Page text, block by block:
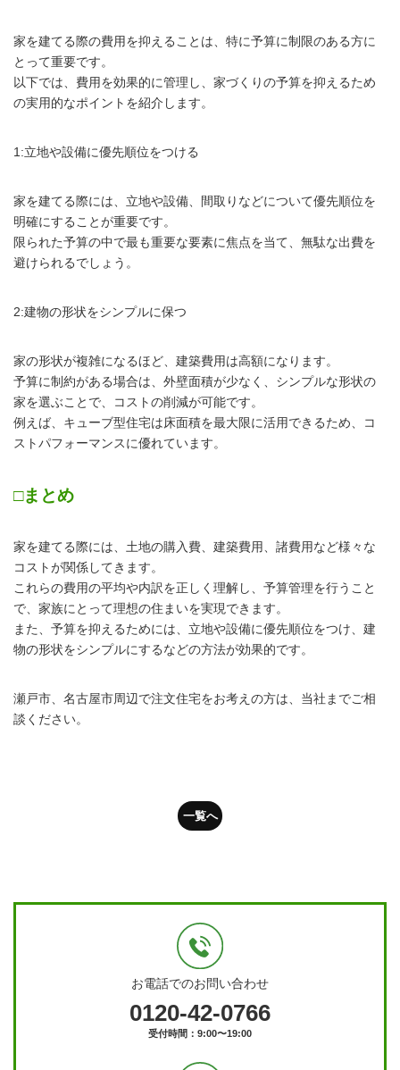
家を建てる際の費用を抑えることは、特に予算に制限のある方に
とって重要です。
以下では、費用を効果的に管理し、家づくりの予算を抑えるため
の実用的なポイントを紹介します。
1:立地や設備に優先順位をつける
家を建てる際には、立地や設備、間取りなどについて優先順位を
明確にすることが重要です。
限られた予算の中で最も重要な要素に焦点を当て、無駄な出費を
避けられるでしょう。
2:建物の形状をシンプルに保つ
家の形状が複雑になるほど、建築費用は高額になります。
予算に制約がある場合は、外壁面積が少なく、シンプルな形状の
家を選ぶことで、コストの削減が可能です。
例えば、キューブ型住宅は床面積を最大限に活用できるため、コ
ストパフォーマンスに優れています。
□まとめ
家を建てる際には、土地の購入費、建築費用、諸費用など様々な
コストが関係してきます。
これらの費用の平均や内訳を正しく理解し、予算管理を行うこと
で、家族にとって理想の住まいを実現できます。
また、予算を抑えるためには、立地や設備に優先順位をつけ、建
物の形状をシンプルにするなどの方法が効果的です。
瀬戸市、名古屋市周辺で注文住宅をお考えの方は、当社までご相
談ください。
一覧へ
お電話でのお問い合わせ
0120-42-0766
受付時間：9:00〜19:00